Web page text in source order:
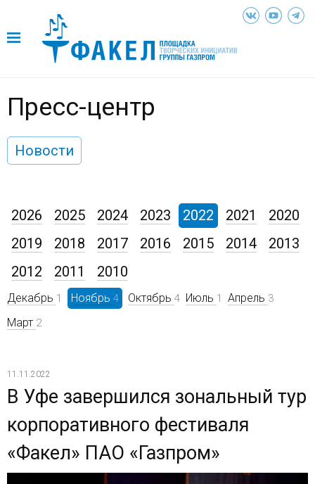
Пресс-центр
Новости
2026 2025 2024 2023 2022
Декабрь 1 Ноябрь 4 Октябрь 4 Июль 1 Апрель 3
Март 2
2021
2020
2019
2018 2017 2016 2015 2014
2013
2012
2011 2010
11.11.2022
В Уфе завершился зональный тур
корпоративного фестиваля
«Факел» ПАО «Газпром»